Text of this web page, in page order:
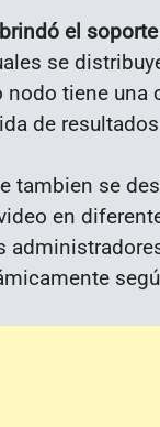
el
se
nodo tiene una
de
tambien se
en